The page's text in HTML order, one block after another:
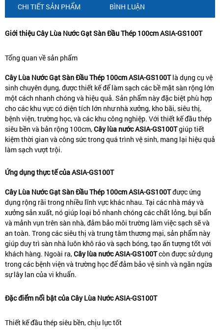
CHI TIẾT SẢN PHẨM BÌNH LUẬN
Giới thiệu Cây Lùa Nước Gạt Sàn Đầu Thép 100cm ASIA-GS100T
Tổng quan về sản phẩm
Cây Lùa Nước Gạt Sàn Đầu Thép 100cm ASIA-GS100Tlà dụng cụ vệ
sinh chuyên dụng, được thiết kế để làm sạch các bề mặt sàn rộng lớn
một cách nhanh chóng và hiệu quả. Sản phẩm này đặc biệt phù hợp
cho các khu vực có diện tích lớn như nhà xưởng, kho bãi, siêu thị,
bệnh viện, trường học, và các khu công nghiệp. Với thiết kế đầu thép
siêu bền và bản rộng 100cm,Cây lùa nước ASIA-GS100Tgiúp tiết
kiệm thời gian và công sức trong quá trình vệ sinh, mang lại hiệu quả
làm sạch vượt trội.
Ứng dụng thực tế của ASIA-GS100T
Cây Lùa Nước Gạt Sàn Đầu Thép 100cm ASIA-GS100Tđược ứng
dụng rộng rãi trong nhiều lĩnh vực khác nhau. Tại các nhà máy và
xưởng sản xuất, nó giúp loại bỏ nhanh chóng các chất lỏng, bụi bẩn
và mảnh vụn trên sàn nhà, đảm bảo môi trường làm việc sạch sẽ và
an toàn. Trong các siêu thị và trung tâm thương mại, sản phẩm này
giúp duy trì sàn nhà luôn khô ráo và sạch bóng, tạo ấn tượng tốt với
khách hàng. Ngoài ra,Cây lùa nước ASIA-GS100Tcòn được sử dụng
trong các bệnh viện và trường học để đảm bảo vệ sinh và ngăn ngừa
sự lây lan của vi khuẩn.
Đặc điểm nổi bật của Cây Lùa Nước ASIA-GS100T
Thiết kế đầu thép siêu bền, chịu lực tốt